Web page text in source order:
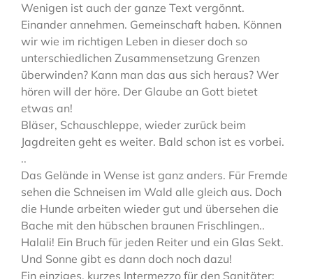
Wenigen ist auch der ganze Text vergönnt.
Einander annehmen. Gemeinschaft haben. Können
wir wie im richtigen Leben in dieser doch so
unterschiedlichen Zusammensetzung Grenzen
überwinden? Kann man das aus sich heraus? Wer
hören will der höre. Der Glaube an Gott bietet
etwas an!
Bläser, Schauschleppe, wieder zurück beim
Jagdreiten geht es weiter. Bald schon ist es vorbei.
..
Das Gelände in Wense ist ganz anders. Für Fremde
sehen die Schneisen im Wald alle gleich aus. Doch
die Hunde arbeiten wieder gut und übersehen die
Bache mit den hübschen braunen Frischlingen..
Halali! Ein Bruch für jeden Reiter und ein Glas Sekt.
Und Sonne gibt es dann doch noch dazu!
Ein einziges, kurzes Intermezzo für den Sanitäter: